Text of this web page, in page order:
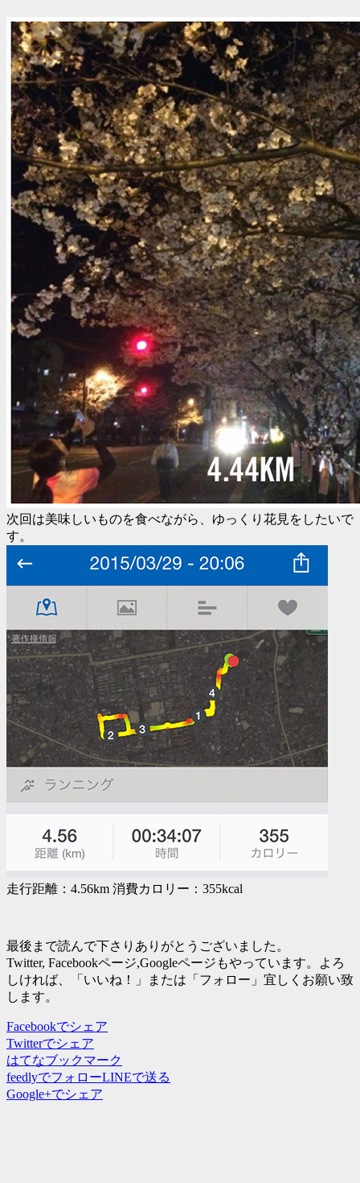
次回は美味しいものを食べながら、ゆっくり花見をしたいで
す。
走行距離：4.56km 消費カロリー：355kcal
最後まで読んで下さりありがとうございました。
Twitter, Facebookページ,Googleページもやっています。よろ
しければ、「いいね！」または「フォロー」宜しくお願い致
します。
Facebookでシェア
Twitterでシェア
はてなブックマーク
feedlyでフォローLINEで送る
Google+でシェア